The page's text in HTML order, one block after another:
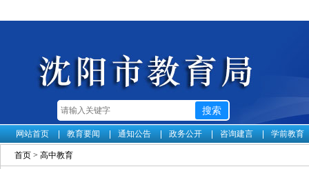
网站首页 教育要闻 通知公告 政务公开 咨询建言 学前教育
首页 > 高中教育